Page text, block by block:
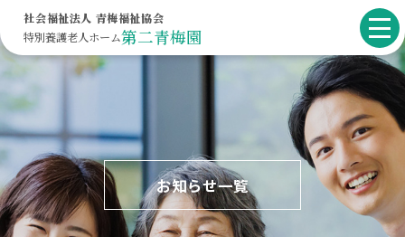
社会福祉法人 青梅福祉協会
特別養護老人ホーム第二青梅園
お知らせ一覧